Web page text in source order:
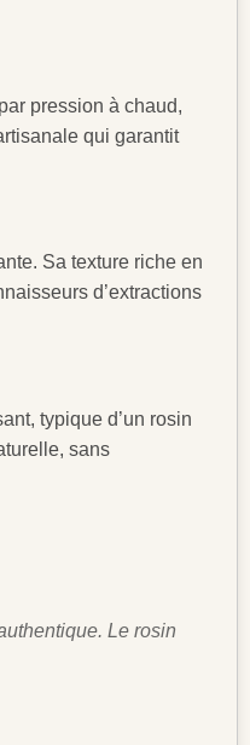
pression à chaud,
qui garantit
Sa texture riche en
d’extractions
typique d’un rosin
sans
Le rosin